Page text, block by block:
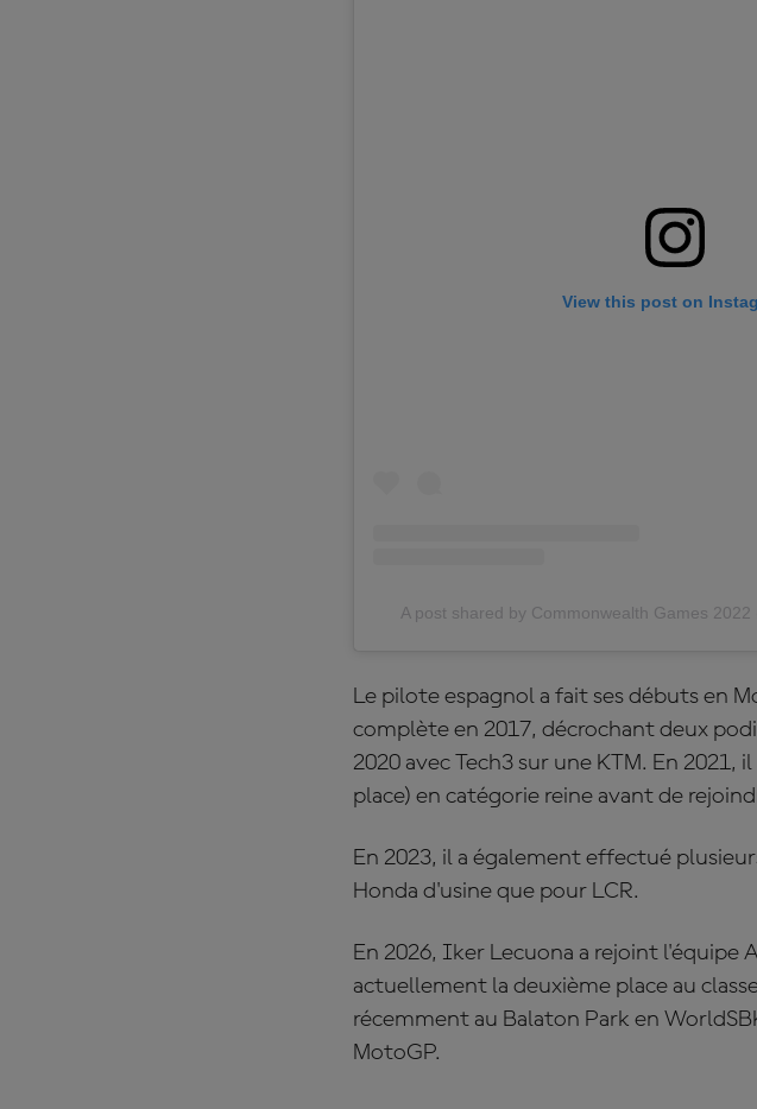
View this post on
A post shared by Commonwealth Games
Le pilote espagnol a fait ses débuts en
complète en 2017, décrochant deux
2020 avec Tech3 sur une KTM. En
place) en catégorie reine avant de
En 2023, il a également effectué
Honda d'usine que pour LCR.
En 2026, Iker Lecuona a rejoint l'équipe
actuellement la deuxième place au
récemment au Balaton Park en
MotoGP.